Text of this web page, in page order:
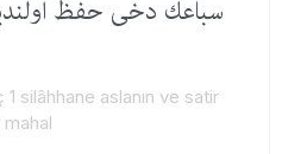
سباعك دخی حفظ
silâhhane aslanın ve satir